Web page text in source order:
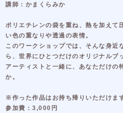
講師：かまくらみか
ポリエチレンの袋を重ね、熱を加えて
い色の重なりや透過の表情。
このワークショップでは、そんな身近
ら、世界にひとつだけのオリジナルブ
アーティストと一緒に、あなただけの
か。
※作った作品はお持ち帰りいただけま
参加費：3,000円